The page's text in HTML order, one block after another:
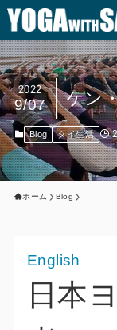
ケン
2022
9/07
Blog タイ生活
ホーム Blog
English
日本